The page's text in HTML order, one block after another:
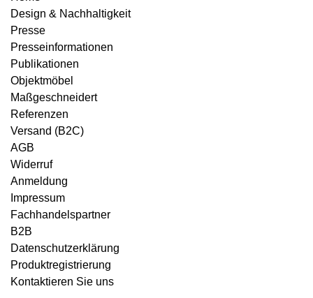
Design & Nachhaltigkeit
Presse
Presseinformationen
Publikationen
Objektmöbel
Maßgeschneidert
Referenzen
Versand (B2C)
AGB
Widerruf
Anmeldung
Impressum
Fachhandelspartner
B2B
Datenschutzerklärung
Produktregistrierung
Kontaktieren Sie uns